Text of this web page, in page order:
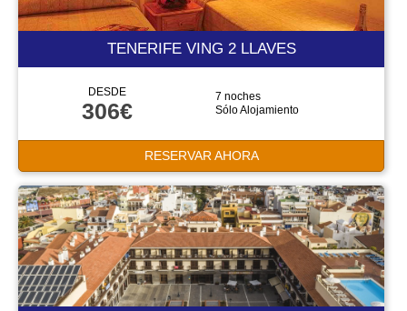
TENERIFE VING 2 LLAVES
DESDE
306€
7 noches
Sólo Alojamiento
RESERVAR AHORA